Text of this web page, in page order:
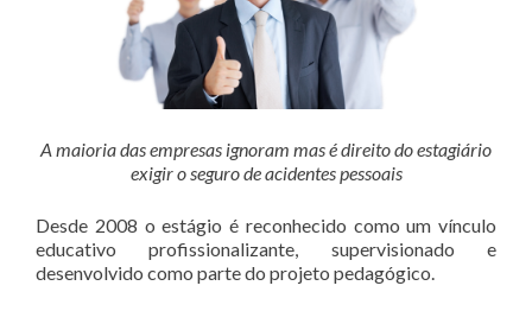
A maioria das empresas ignoram mas é direito do estagiário
exigir o seguro de acidentes pessoais
Desde 2008 o estágio é reconhecido como um vínculo
educativo profissionalizante, supervisionado e
desenvolvido como parte do projeto pedagógico.